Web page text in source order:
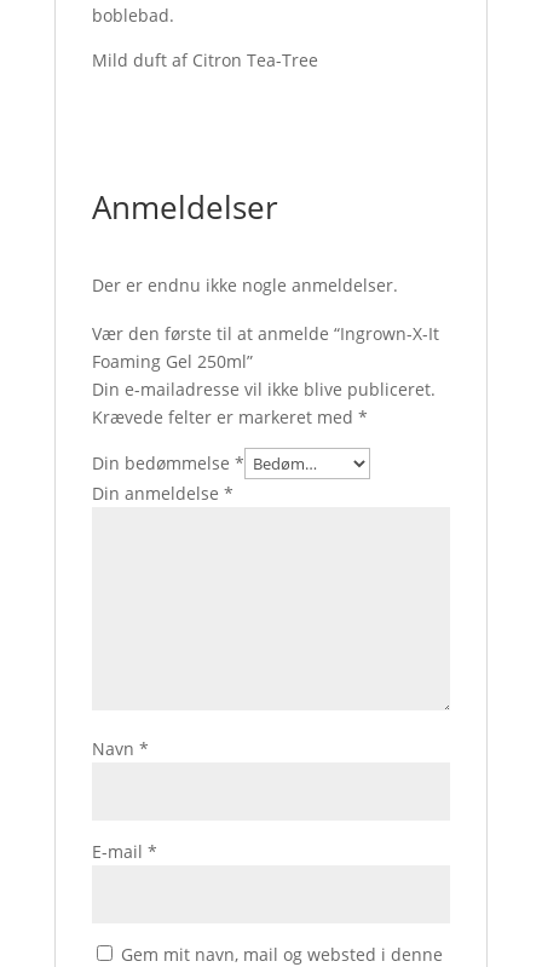
boblebad.
Mild duft af Citron Tea-Tree
Anmeldelser
Der er endnu ikke nogle anmeldelser.
Vær den første til at anmelde “Ingrown-X-It
Foaming Gel 250ml”
Din e-mailadresse vil ikke blive publiceret.
Krævede felter er markeret med *
Din bedømmelse *
Din anmeldelse *
Navn *
E-mail *
Gem mit navn, mail og websted i denne